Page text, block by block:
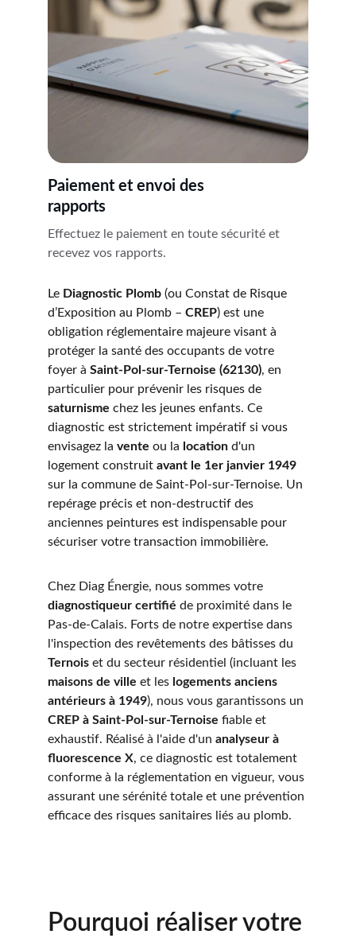
Paiement et envoi des
rapports
Effectuez le paiement en toute sécurité et
recevez vos rapports.
Le Diagnostic Plomb (ou Constat de Risque
d’Exposition au Plomb – CREP) est une
obligation réglementaire majeure visant à
protéger la santé des occupants de votre
foyer à Saint-Pol-sur-Ternoise (62130), en
particulier pour prévenir les risques de
saturnisme chez les jeunes enfants. Ce
diagnostic est strictement impératif si vous
envisagez la vente ou la location d'un
logement construit avant le 1er janvier 1949
sur la commune de Saint-Pol-sur-Ternoise. Un
repérage précis et non-destructif des
anciennes peintures est indispensable pour
sécuriser votre transaction immobilière.
Chez Diag Énergie, nous sommes votre
diagnostiqueur certifié de proximité dans le
Pas-de-Calais. Forts de notre expertise dans
l'inspection des revêtements des bâtisses du
Ternois et du secteur résidentiel (incluant les
maisons de ville et les logements anciens
antérieurs à 1949), nous vous garantissons un
CREP à Saint-Pol-sur-Ternoise fiable et
exhaustif. Réalisé à l'aide d'un analyseur à
fluorescence X, ce diagnostic est totalement
conforme à la réglementation en vigueur, vous
assurant une sérénité totale et une prévention
efficace des risques sanitaires liés au plomb.
Pourquoi réaliser votre